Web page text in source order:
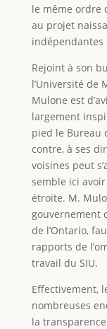
le même ordre
au projet
indépendantes
Rejoint à son
l’Université de
Mulone est
largement
pied le Bureau
contre, à ses
voisines peut
semble ici
étroite. M.
gouvernement
de l’Ontario,
rapports de
travail du SIU.
Effectivement,
nombreuses
la